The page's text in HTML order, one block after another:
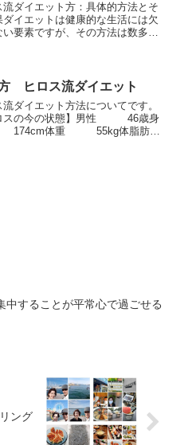
流ダイエット方：具体的方法とそ
ダイエットは健康的な生活には欠
い要素ですが、その方法は数多く
イエット法は、シンプ...
ヒロス流ダイエット
流ダイエット方法についてです。
スの今の状態】男性 46歳身
体重 55kg体脂肪
中することが平常心で過ごせる
ング